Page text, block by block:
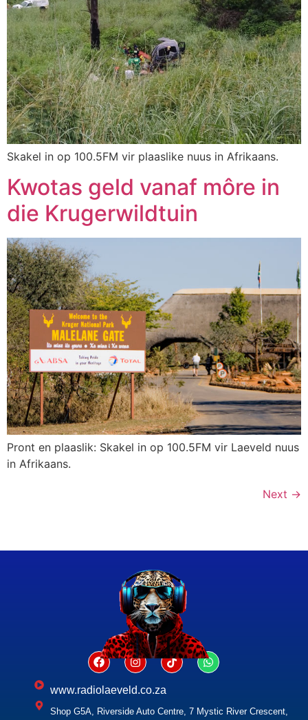
Skakel in op 100.5FM vir plaaslike nuus in Afrikaans.
Kwotas geld vanaf môre in
die Krugerwildtuin
Pront en plaaslik: Skakel in op 100.5FM vir Laeveld nuus
in Afrikaans.
Next →
www.radiolaeveld.co.za
Shop G5A, Riverside Auto Centre, 7 Mystic River Crescent,